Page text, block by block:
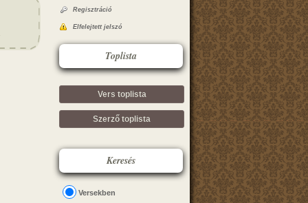
Regisztráció
Elfelejtett jelszó
Toplista
Vers toplista
Szerző toplista
Keresés
Versekben